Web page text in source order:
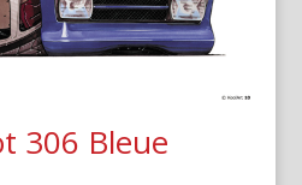
306 Bleue